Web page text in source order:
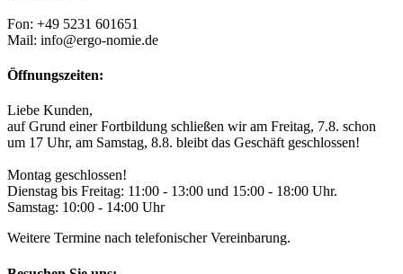
Fon: +49 5231 601651
Mail: info@ergo-nomie.de
Öffnungszeiten:
Liebe Kunden,
auf Grund einer Fortbildung schließen wir am Freitag, 7.8. schon
um 17 Uhr, am Samstag, 8.8. bleibt das Geschäft geschlossen!
Montag geschlossen!
Dienstag bis Freitag: 11:00 - 13:00 und 15:00 - 18:00 Uhr.
Samstag: 10:00 - 14:00 Uhr
Weitere Termine nach telefonischer Vereinbarung.